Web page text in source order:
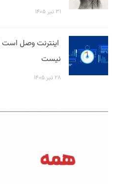
۳۱ تیر ۱۴۰۵
اینترنت وصل است
نیست
۲۸ تیر ۱۴۰۵